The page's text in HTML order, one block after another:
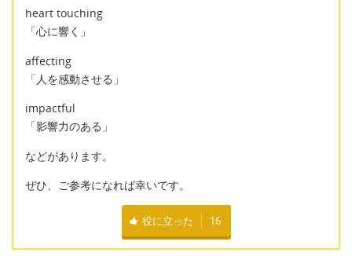
heart touching
「心に響く」
affecting
「人を感動させる」
impactful
「影響力のある」
などがあります。
ぜひ、ご参考になれば幸いです。
役に立った 16